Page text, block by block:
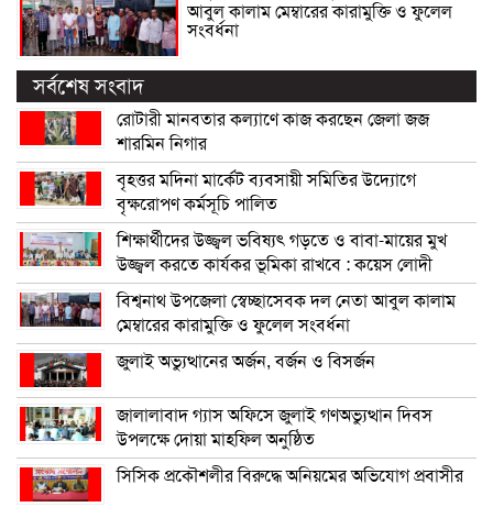
আবুল কালাম মেম্বারের কারামুক্তি ও ফুলেল
সংবর্ধনা
সর্বশেষ সংবাদ
রোটারী মানবতার কল্যাণে কাজ করছেন জেলা জজ
শারমিন নিগার
বৃহত্তর মদিনা মার্কেট ব্যবসায়ী সমিতির উদ্যোগে
বৃক্ষরোপণ কর্মসূচি পালিত
শিক্ষার্থীদের উজ্জ্বল ভবিষ্যৎ গড়তে ও বাবা-মায়ের মুখ
উজ্জ্বল করতে কার্যকর ভূমিকা রাখবে : কয়েস লোদী
বিশ্বনাথ উপজেলা স্বেচ্ছাসেবক দল নেতা আবুল কালাম
মেম্বারের কারামুক্তি ও ফুলেল সংবর্ধনা
জুলাই অভ্যুত্থানের অর্জন, বর্জন ও বিসর্জন
জালালাবাদ গ্যাস অফিসে জুলাই গণঅভ্যুত্থান দিবস
উপলক্ষে দোয়া মাহফিল অনুষ্ঠিত
সিসিক প্রকৌশলীর বিরুদ্ধে অনিয়মের অভিযোগ প্রবাসীর